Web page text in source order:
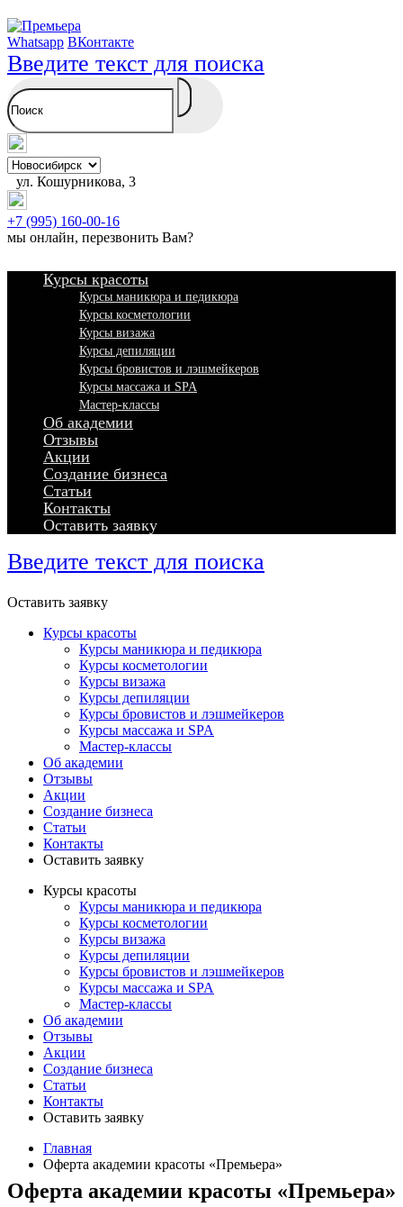
Whatsapp ВКонтакте
Введите текст для поиска
ул. Кошурникова, 3
+7 (995) 160-00-16
мы онлайн, перезвонить Вам?
Курсы красоты
Курсы маникюра и педикюра
Курсы косметологии
Курсы визажа
Курсы депиляции
Курсы бровистов и лэшмейкеров
Курсы массажа и SPA
Мастер-классы
Об академии
Отзывы
Акции
Создание бизнеса
Статьи
Контакты
Оставить заявку
Введите текст для поиска
Оставить заявку
Курсы красоты
Курсы маникюра и педикюра
Курсы косметологии
Курсы визажа
Курсы депиляции
Курсы бровистов и лэшмейкеров
Курсы массажа и SPA
Мастер-классы
Об академии
Отзывы
Акции
Создание бизнеса
Статьи
Контакты
Оставить заявку
Курсы красоты
Курсы маникюра и педикюра
Курсы косметологии
Курсы визажа
Курсы депиляции
Курсы бровистов и лэшмейкеров
Курсы массажа и SPA
Мастер-классы
Об академии
Отзывы
Акции
Создание бизнеса
Статьи
Контакты
Оставить заявку
Главная
Оферта академии красоты «Премьера»
Оферта академии красоты «Премьера»